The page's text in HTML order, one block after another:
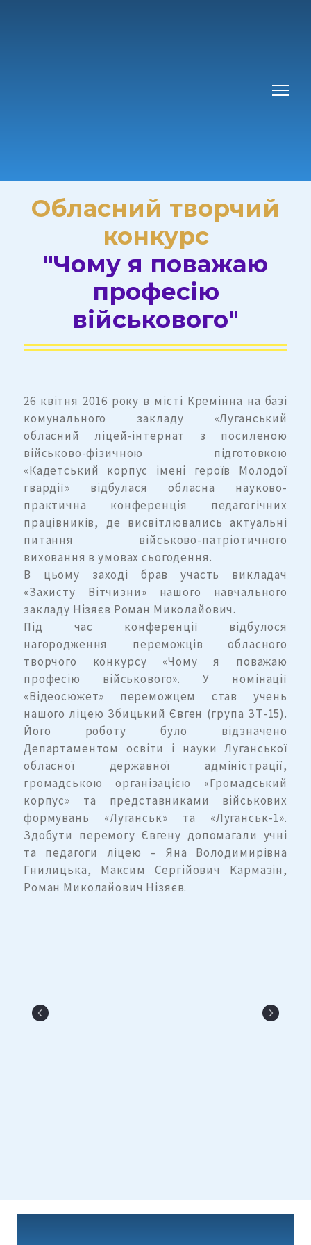
Обласний творчий
конкурс
"Чому я поважаю
професію
військового"
26 квітня 2016 року в місті Кремінна на базі
комунального закладу «Луганський
обласний ліцей-інтернат з посиленою
військово-фізичною підготовкою
«Кадетський корпус імені героїв Молодої
гвардії» відбулася обласна науково-
практична конференція педагогічних
працівників, де висвітлювались актуальні
питання військово-патріотичного
виховання в умовах сьогодення.
В цьому заході брав участь викладач
«Захисту Вітчизни» нашого навчального
закладу Нізяєв Роман Миколайович.
Під час конференції відбулося
нагородження переможців обласного
творчого конкурсу «Чому я поважаю
професію військового». У номінації
«Відеосюжет» переможцем став учень
нашого ліцею Збицький Євген (група ЗТ-15).
Його роботу було відзначено
Департаментом освіти і науки Луганської
обласної державної адміністрації,
громадською організацією «Громадський
корпус» та представниками військових
формувань «Луганськ» та «Луганськ-1».
Здобути перемогу Євгену допомагали учні
та педагоги ліцею – Яна Володимирівна
Гнилицька, Максим Сергійович Кармазін,
Роман Миколайович Нізяєв.